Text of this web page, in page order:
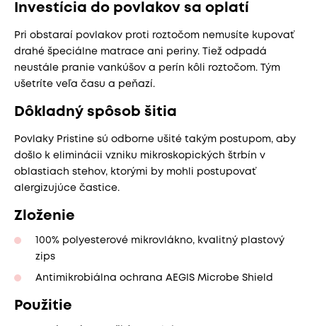
Investícia do povlakov sa oplatí
Pri obstaraí povlakov proti roztočom nemusíte kupovať
drahé špeciálne matrace ani periny. Tiež odpadá
neustále pranie vankúšov a perín kôli roztočom. Tým
ušetríte veľa času a peňazí.
Dôkladný spôsob šitia
Povlaky Pristine sú odborne ušité takým postupom, aby
došlo k eliminácii vzniku mikroskopických štrbín v
oblastiach stehov, ktorými by mohli postupovať
alergizujúce častice.
Zloženie
100% polyesterové mikrovlákno, kvalitný plastový
zips
Antimikrobiálna ochrana AEGIS Microbe Shield
Použitie